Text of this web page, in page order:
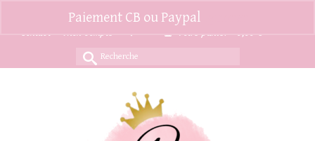
Paiement CB ou Paypal
Contact Mon compte Votre panier 0,00 €
Rechercher :